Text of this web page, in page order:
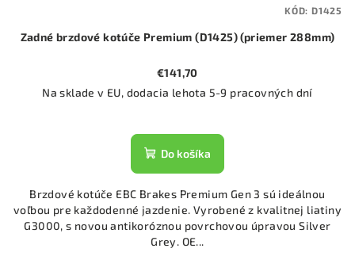
Zadné brzdové kotúče Premium (D1425) (priemer 288mm)
€141,70
Na sklade v EU, dodacia lehota 5-9 pracovných dní
Do košíka
Brzdové kotúče EBC Brakes Premium Gen 3 sú ideálnou
voľbou pre každodenné jazdenie. Vyrobené z kvalitnej liatiny
G3000, s novou antikoróznou povrchovou úpravou Silver
Grey. OE...
KÓD: D1425